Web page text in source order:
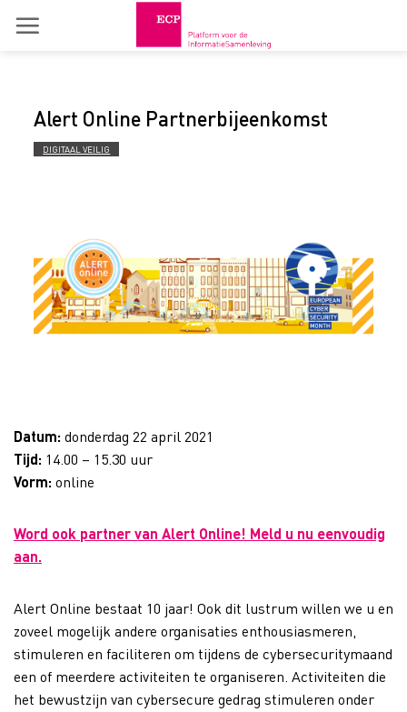
Alert Online Partnerbijeenkomst
DIGITAAL VEILIG
Datum: donderdag 22 april 2021
Tijd: 14.00 – 15.30 uur
Vorm: online
Word ook partner van Alert Online! Meld u nu eenvoudig
aan.
Alert Online bestaat 10 jaar! Ook dit lustrum willen we u en
zoveel mogelijk andere organisaties enthousiasmeren,
stimuleren en faciliteren om tijdens de cybersecuritymaand
een of meerdere activiteiten te organiseren. Activiteiten die
het bewustzijn van cybersecure gedrag stimuleren onder